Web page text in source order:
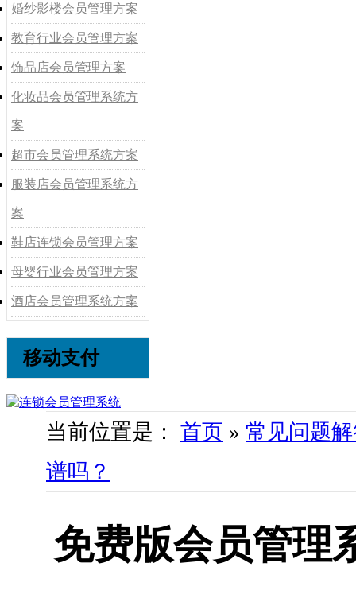
婚纱影楼会员管理方案
教育行业会员管理方案
饰品店会员管理方案
化妆品会员管理系统方
案
超市会员管理系统方案
服装店会员管理系统方
案
鞋店连锁会员管理方案
母婴行业会员管理方案
酒店会员管理系统方案
移动支付
当前位置是： 首页 » 常见问题
谱吗？
免费版会员管理